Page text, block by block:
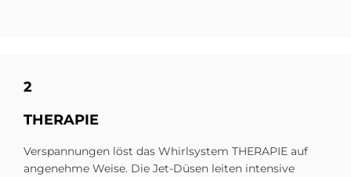
2
THE­RA­PIE
Verspannungen löst das Whirlsystem THERAPIE auf
angenehme Weise. Die Jet-Düsen leiten intensive